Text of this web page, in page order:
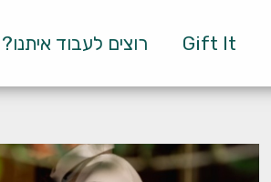
Gift It רוצים לעבוד איתנו?